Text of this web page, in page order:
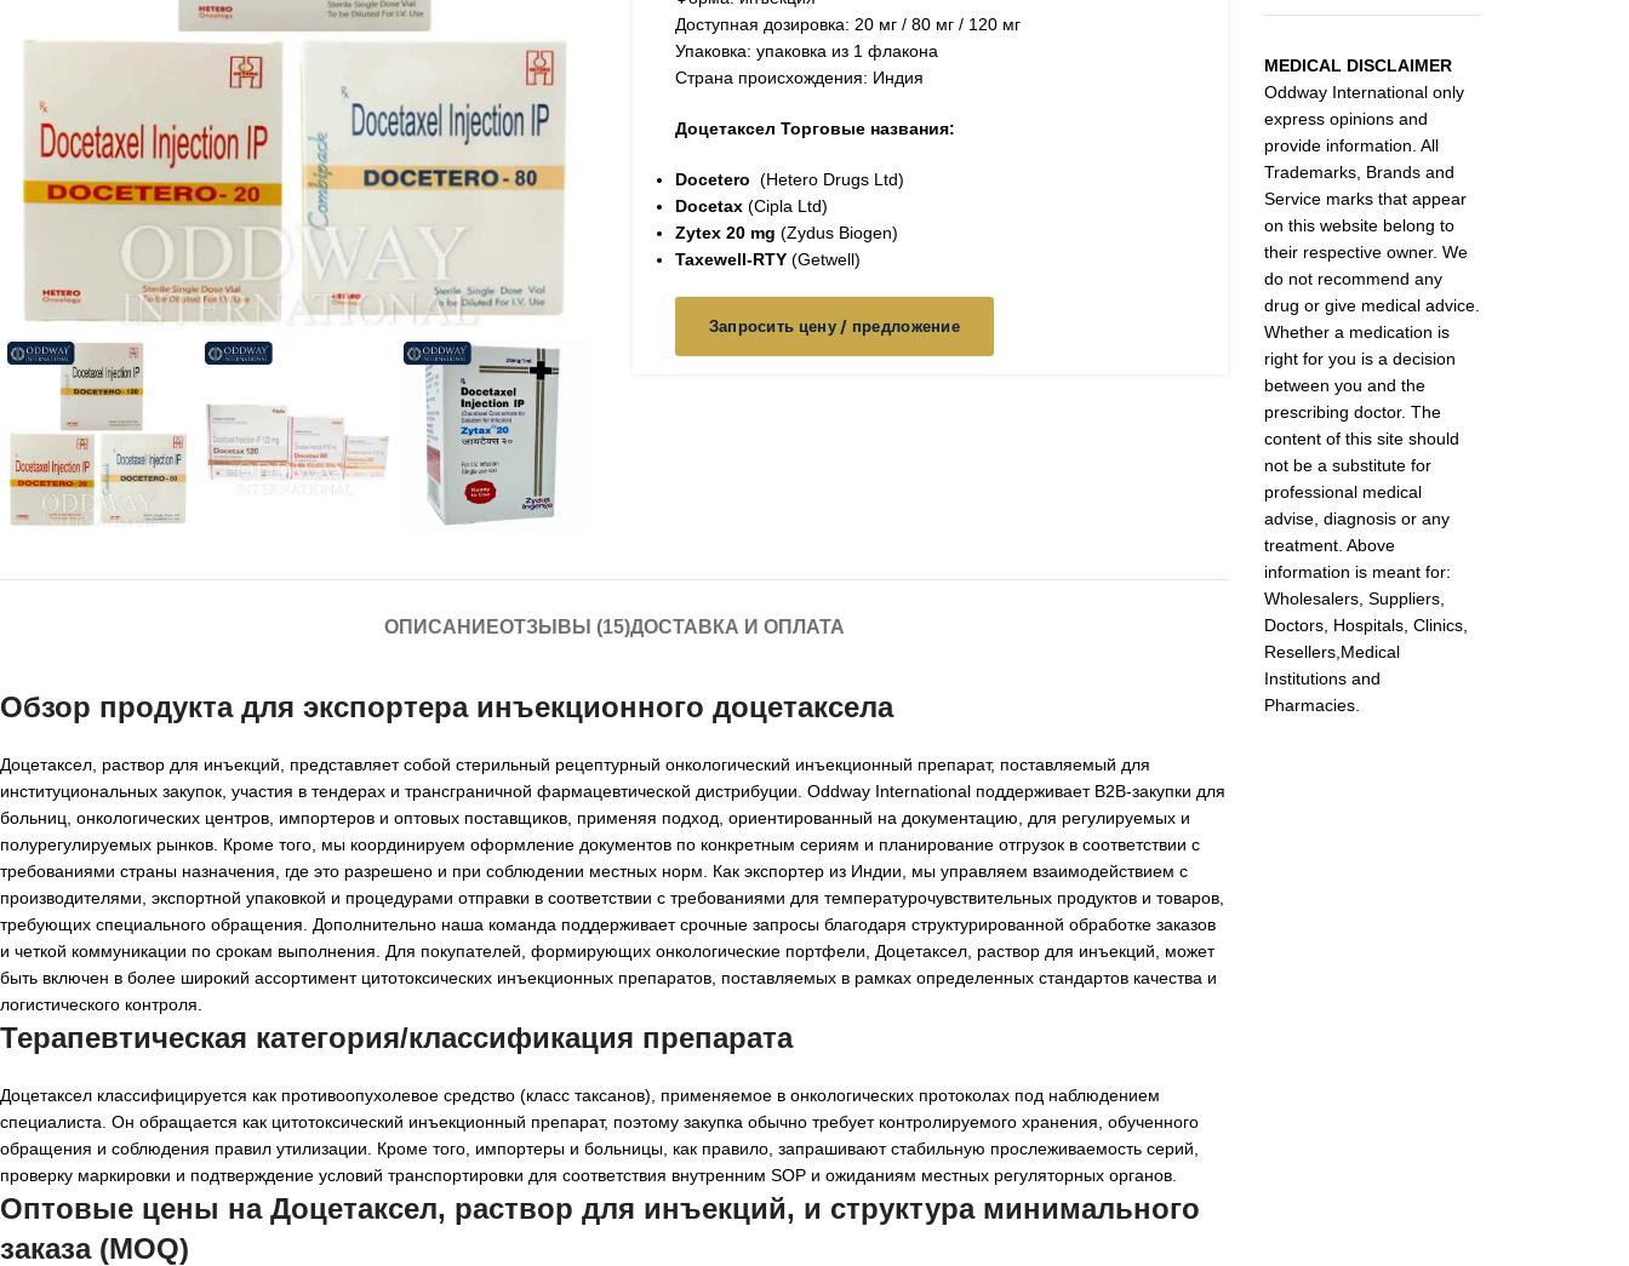
Доступная дозировка: 20 мг / 80 мг / 120 мг
Упаковка: упаковка из 1 флакона
Страна происхождения: Индия
Доцетаксел Торговые названия:
Docetero (Hetero Drugs Ltd)
Docetax (Cipla Ltd)
Zytex 20 mg (Zydus Biogen)
Taxewell-RTY(Getwell)
Запросить цену / предложение
ОПИСАНИЕОТЗЫВЫ (15)ДОСТАВКА И ОПЛАТА
Обзор продукта для экспортера инъекционного доцетаксела
Доцетаксел, раствор для инъекций, представляет собой стерильный рецептурный онкологический инъекционный препарат, поставляемый для
институциональных закупок, участия в тендерах и трансграничной фармацевтической дистрибуции. Oddway International поддерживает B2B-закупки для
больниц, онкологических центров, импортеров и оптовых поставщиков, применяя подход, ориентированный на документацию, для регулируемых и
полурегулируемых рынков. Кроме того, мы координируем оформление документов по конкретным сериям и планирование отгрузок в соответствии с
требованиями страны назначения, где это разрешено и при соблюдении местных норм. Как экспортер из Индии, мы управляем взаимодействием с
производителями, экспортной упаковкой и процедурами отправки в соответствии с требованиями для температурочувствительных продуктов и товаров,
требующих специального обращения. Дополнительно наша команда поддерживает срочные запросы благодаря структурированной обработке заказов
и четкой коммуникации по срокам выполнения. Для покупателей, формирующих онкологические портфели, Доцетаксел, раствор для инъекций, может
быть включен в более широкий ассортимент цитотоксических инъекционных препаратов, поставляемых в рамках определенных стандартов качества и
логистического контроля.
Терапевтическая категория/классификация препарата
Доцетаксел классифицируется как противоопухолевое средство (класс таксанов), применяемое в онкологических протоколах под наблюдением
специалиста. Он обращается как цитотоксический инъекционный препарат, поэтому закупка обычно требует контролируемого хранения, обученного
обращения и соблюдения правил утилизации. Кроме того, импортеры и больницы, как правило, запрашивают стабильную прослеживаемость серий,
проверку маркировки и подтверждение условий транспортировки для соответствия внутренним SOP и ожиданиям местных регуляторных органов.
Оптовые цены на Доцетаксел, раствор для инъекций, и структура минимального
заказа (MOQ)
MEDICAL DISCLAIMER
Oddway International only
express opinions and
provide information. All
Trademarks, Brands and
Service marks that appear
on this website belong to
their respective owner. We
do not recommend any
drug or give medical advice.
Whether a medication is
right for you is a decision
between you and the
prescribing doctor. The
content of this site should
not be a substitute for
professional medical
advise, diagnosis or any
treatment. Above
information is meant for:
Wholesalers, Suppliers,
Doctors, Hospitals, Clinics,
Resellers,Medical
Institutions and
Pharmacies.